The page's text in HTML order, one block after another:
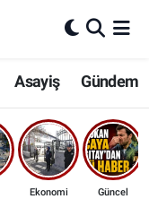
Asayiş Gündem
Ekonomi Güncel